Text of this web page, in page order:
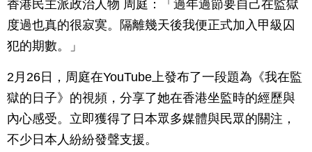
香港民主派政治人物 周庭：「過年過節要自己在監獄
度過也真的很寂寞。隔離幾天後我便正式加入甲級囚
犯的期數。」
2月26日，周庭在YouTube上發布了一段題為《我在監
獄的日子》的視頻，分享了她在香港坐監時的經歷與
內心感受。立即獲得了日本眾多媒體與民眾的關注，
不少日本人紛紛發聲支援。